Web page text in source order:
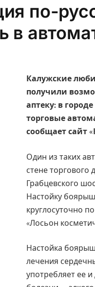
по-
в
Калужские
получили
аптеку: в
торговые
сообщает сайт
Один из таких
стене торгового
Грабцевского
Настойку
круглосуточно
«Лосьон
Настойка
лечения
употребляет ее